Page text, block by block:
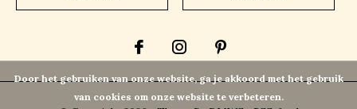
Door het gebruiken van onze website, ga je akkoord met het gebruik
van cookies om onze website te verbeteren.